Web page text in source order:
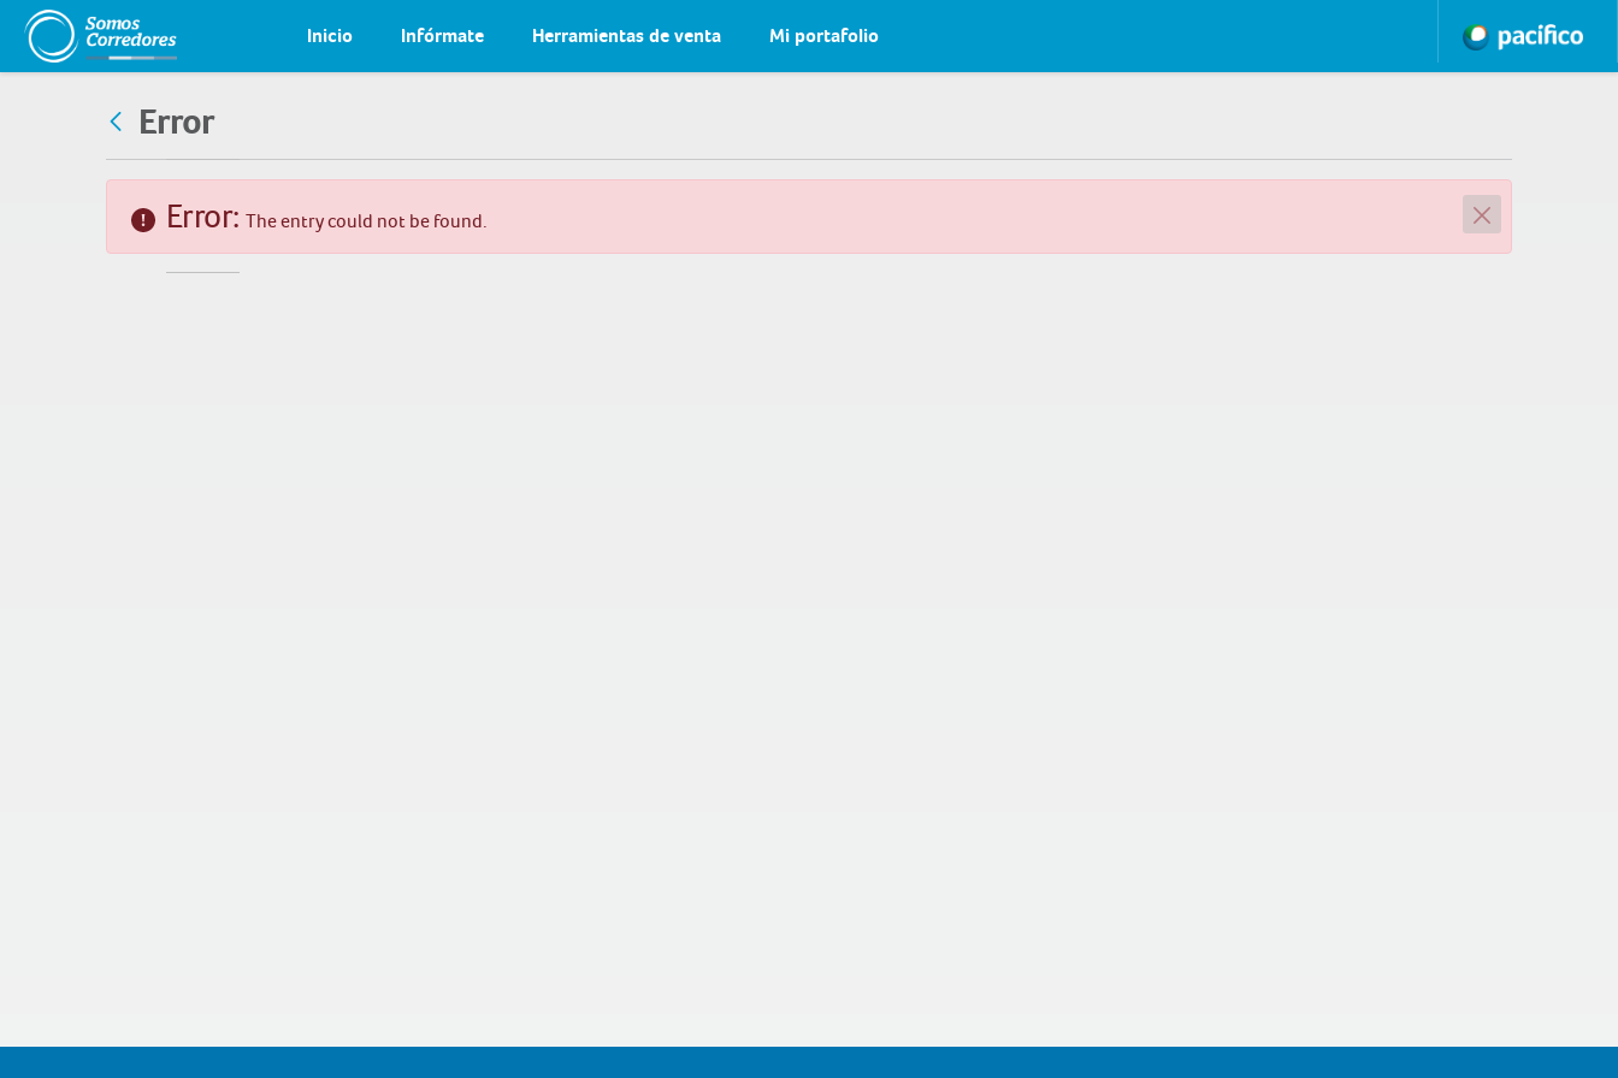
Inicio Infórmate Herramientas de venta Mi portafolio
Error
Close
Error: The entry could not be found.